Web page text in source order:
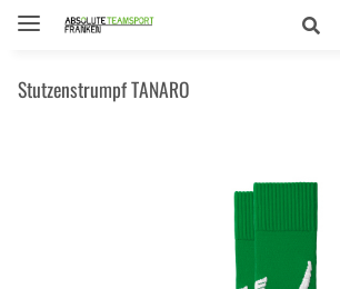
Stutzenstrumpf TANARO